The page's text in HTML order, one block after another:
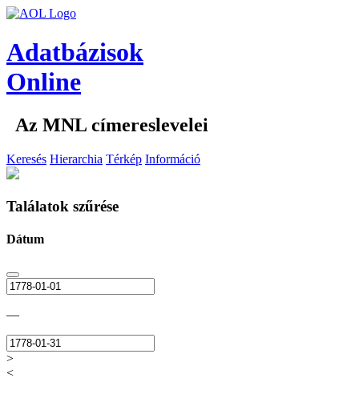
Adatbázisok
Online
Az MNL címereslevelei
Keresés Hierarchia Térkép Információ
Találatok szűrése
Dátum
—
>
<